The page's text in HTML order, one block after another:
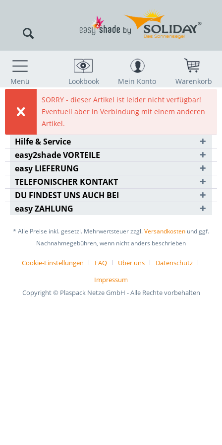
Menü Lookbook Mein Konto
Warenkorb
SORRY - dieser Artikel ist leider nicht verfügbar!
Eventuell aber in Verbindung mit einem anderen
Artikel.
Hilfe & Service
easy2shade VORTEILE
easy LIEFERUNG
TELEFONISCHER KONTAKT
DU FINDEST UNS AUCH BEI
easy ZAHLUNG
* Alle Preise inkl. gesetzl. Mehrwertsteuer zzgl.Versandkosten und ggf.
Nachnahmegebühren, wenn nicht anders beschrieben
Cookie-Einstellungen FAQ Über uns
Datenschutz
Impressum
Copyright © Plaspack Netze GmbH - Alle Rechte vorbehalten